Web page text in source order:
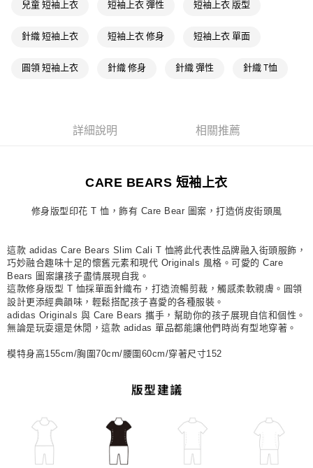
每筆NT$80，滿NT$1,500(含以上)免運費
萊爾富取貨付款
每筆NT$80，滿NT$1,500(含以上)免運費
付款後門市自取
每筆NT$80，滿NT$1,500(含以上)免運費
兒童 短袖上衣 短袖上衣 彈性 短袖上衣 版型
針織 短袖上衣 短袖上衣 修身 短袖上衣 單面
圓領 短袖上衣 針織 修身 針織 彈性 針織 T恤
詳細說明 相關推薦
CARE BEARS 短袖上衣
修身版型印花 T 恤，飾有 Care Bear 圖案，打造俏皮街頭風
這款 adidas Care Bears Slim Cali T 恤將此代表性品牌融入街頭服飾，
巧妙融合趣味十足的懷舊元素和現代 Originals 風格。可愛的 Care
Bears 圖案讓孩子盡情展現自我。
這款修身版型 T 恤採單面針織布，打造流暢剪裁，觸感柔軟親膚。圓領
設計更添經典韻味，輕鬆搭配孩子喜愛的各種服裝。
adidas Originals 與 Care Bears 攜手，幫助你的孩子展現自信和個性。
無論是玩耍還是休閒，這款 adidas 單品都能讓他們時尚有型地穿著。
模特身高155cm/胸圍70cm/腰圍60cm/穿著尺寸152